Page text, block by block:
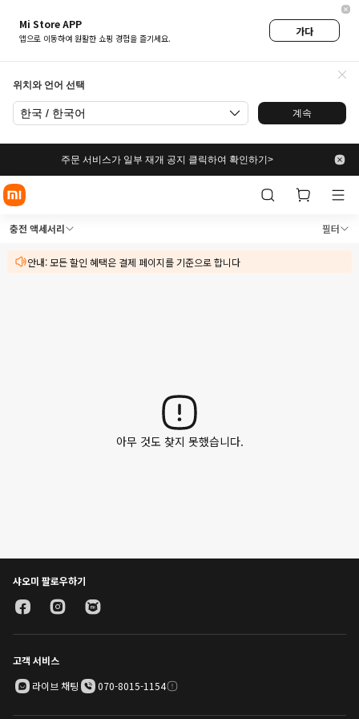
Mi Store APP
앱으로 이동하여 원활한 쇼핑 경험을 즐기세요.
가다
위치와 언어 선택
한국 / 한국어 계속
주문 서비스가 일부 재개 공지 클릭하여 확인하기>
Xiaomi Mi 코리아 공식 스토어에
충전 액세서리 필터
안내: 모든 할인 혜택은 결제 페이지를 기준으로 합니다
Xiaomi Mi 코리아 공식 스토어에서 충전 액
아무 것도 찾지 못했습니다.
샤오미 팔로우하기
고객 서비스
라이브 채팅
070-8015-1154